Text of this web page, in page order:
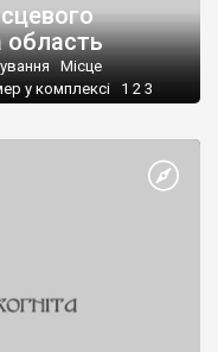
область
Місце
у комплексі 1 2 3